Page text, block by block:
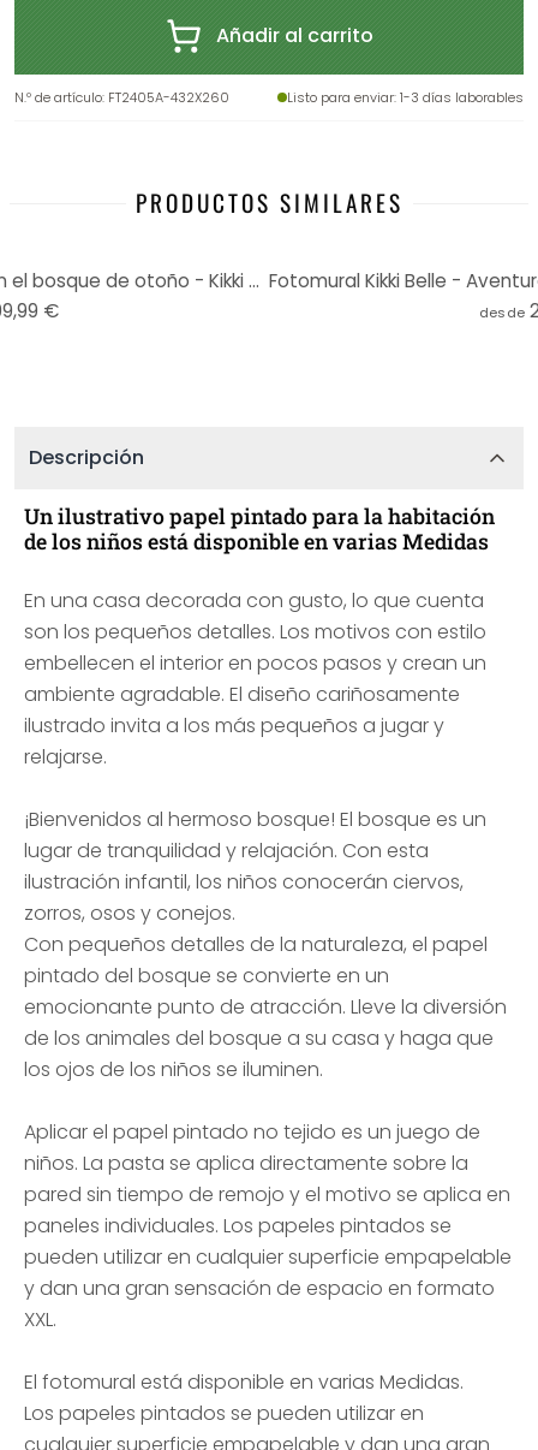
Añadir al carrito
N.º de artículo: FT2405A-432X260 Listo para enviar: 1-3 días laborables
PRODUCTOS SIMILARES
Papel pintado Dulces erizos en el bosque de otoño - Kikki Belle
€
desde
Descripción
Un ilustrativo papel pintado para la habitación
de los niños está disponible en varias Medidas
En una casa decorada con gusto, lo que cuenta
son los pequeños detalles. Los motivos con estilo
embellecen el interior en pocos pasos y crean un
ambiente agradable. El diseño cariñosamente
ilustrado invita a los más pequeños a jugar y
relajarse.
¡Bienvenidos al hermoso bosque! El bosque es un
lugar de tranquilidad y relajación. Con esta
ilustración infantil, los niños conocerán ciervos,
zorros, osos y conejos.
Con pequeños detalles de la naturaleza, el papel
pintado del bosque se convierte en un
emocionante punto de atracción. Lleve la diversión
de los animales del bosque a su casa y haga que
los ojos de los niños se iluminen.
Aplicar el papel pintado no tejido es un juego de
niños. La pasta se aplica directamente sobre la
pared sin tiempo de remojo y el motivo se aplica en
paneles individuales. Los papeles pintados se
pueden utilizar en cualquier superficie empapelable
y dan una gran sensación de espacio en formato
XXL.
El fotomural está disponible en varias Medidas.
Los papeles pintados se pueden utilizar en